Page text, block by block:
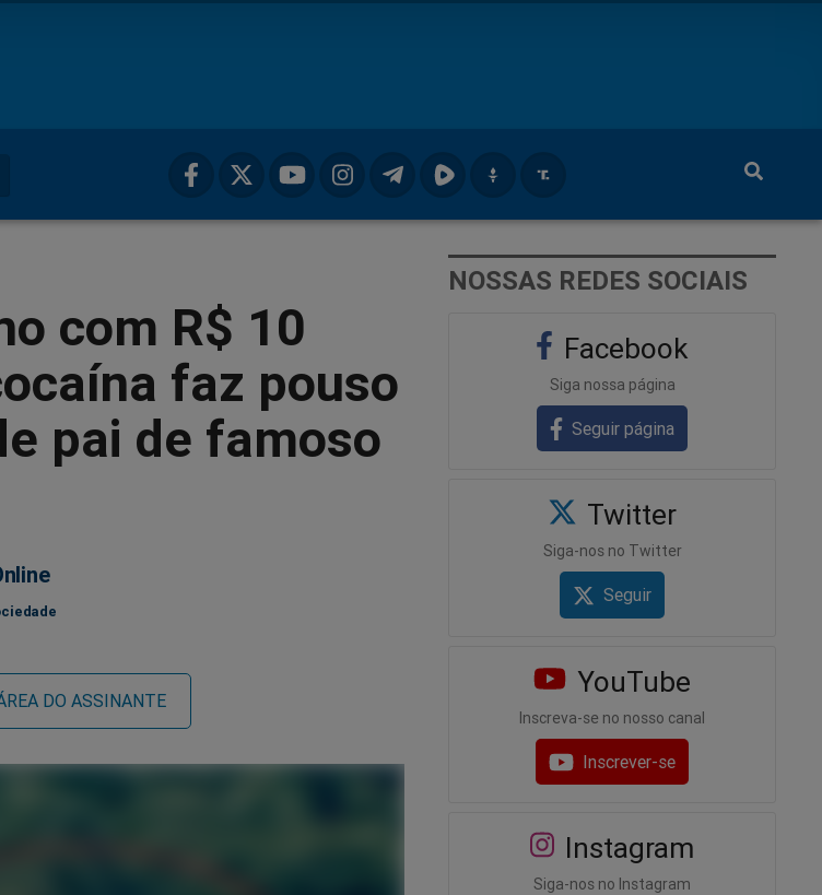
com R$ 10
faz pouso
pai de famoso
DO ASSINANTE
NOSSAS REDES SOCIAIS
Facebook
Siga nossa página
Seguir página
Twitter
Siga-nos no Twitter
Seguir
YouTube
Inscreva-se no nosso canal
Inscrever-se
Instagram
Siga-nos no Instagram